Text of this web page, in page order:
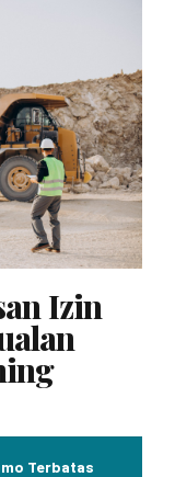
Izin
Terbatas